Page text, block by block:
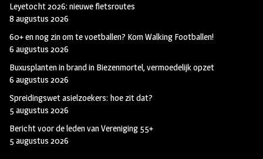
Leyetocht 2026: nieuwe fietsroutes
8 augustus 2026
60+ en nog zin om te voetballen? Kom Walking Footballen!
6 augustus 2026
Buxusplanten in brand in Biezenmortel, vermoedelijk opzet
6 augustus 2026
Spreidingswet asielzoekers: hoe zit dat?
5 augustus 2026
Bericht voor de leden van Vereniging 55+
5 augustus 2026